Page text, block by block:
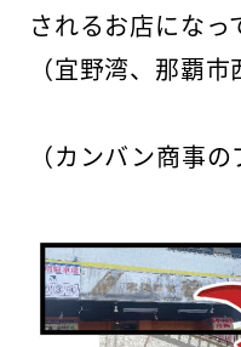
されるお店になっ
（宜野湾、那覇
（カンバン商事